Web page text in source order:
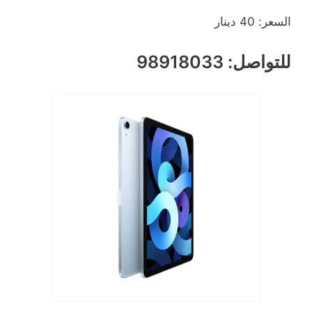
السعر: 40 دينار
للتواصل: 98918033